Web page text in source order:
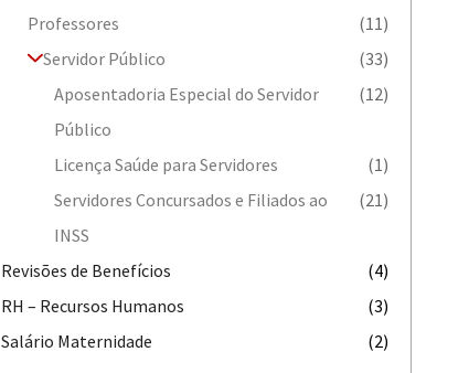
Professores
(11)
Servidor Público
(33)
Aposentadoria Especial do Servidor
Público
(12)
Licença Saúde para Servidores
(1)
Servidores Concursados e Filiados ao
INSS
(21)
Revisões de Benefícios
(4)
RH – Recursos Humanos
(3)
Salário Maternidade
(2)